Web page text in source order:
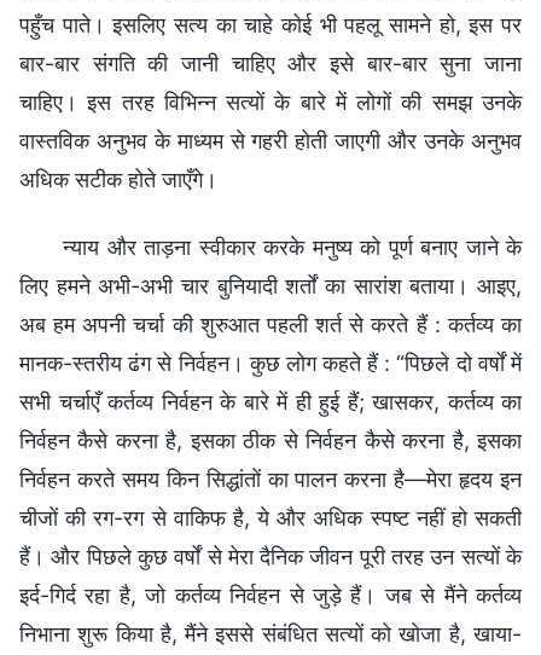
पहुँच पाते। इसलिए सत्य का चाहे कोई भी पहलू सामने हो, इस पर
बार-बार संगति की जानी चाहिए और इसे बार-बार सुना जाना
चाहिए। इस तरह विभिन्न सत्यों के बारे में लोगों की समझ उनके
वास्तविक अनुभव के माध्यम से गहरी होती जाएगी और उनके अनुभव
अधिक सटीक होते जाएँगे।
न्याय और ताड़ना स्वीकार करके मनुष्य को पूर्ण बनाए जाने के
लिए हमने अभी-अभी चार बुनियादी शर्तों का सारांश बताया। आइए,
अब हम अपनी चर्चा की शुरुआत पहली शर्त से करते हैं : कर्तव्य का
मानक-स्तरीय ढंग से निर्वहन। कुछ लोग कहते हैं : “पिछले दो वर्षों में
सभी चर्चाएँ कर्तव्य निर्वहन के बारे में ही हुई हैं; खासकर, कर्तव्य का
निर्वहन कैसे करना है, इसका ठीक से निर्वहन कैसे करना है, इसका
निर्वहन करते समय किन सिद्धांतों का पालन करना है—मेरा हृदय इन
चीजों की रग-रग से वाकिफ है, ये और अधिक स्पष्ट नहीं हो सकती
हैं। और पिछले कुछ वर्षों से मेरा दैनिक जीवन पूरी तरह उन सत्यों के
इर्द-गिर्द रहा है, जो कर्तव्य निर्वहन से जुड़े हैं। जब से मैंने कर्तव्य
निभाना शुरू किया है, मैंने इससे संबंधित सत्यों को खोजा है, खाया-